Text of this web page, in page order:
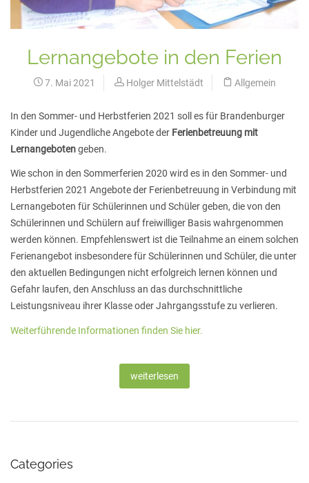
Lernangebote in den Ferien
7. Mai 2021 Holger Mittelstädt Allgemein
In den Sommer- und Herbstferien 2021 soll es für Brandenburger
Kinder und Jugendliche Angebote der Ferienbetreuung mit
Lernangebotengeben.
Wie schon in den Sommerferien 2020 wird es in den Sommer- und
Herbstferien 2021 Angebote der Ferienbetreuung in Verbindung mit
Lernangeboten für Schülerinnen und Schüler geben, die von den
Schülerinnen und Schülern auf freiwilliger Basis wahrgenommen
werden können. Empfehlenswert ist die Teilnahme an einem solchen
Ferienangebot insbesondere für Schülerinnen und Schüler, die unter
den aktuellen Bedingungen nicht erfolgreich lernen können und
Gefahr laufen, den Anschluss an das durchschnittliche
Leistungsniveau ihrer Klasse oder Jahrgangsstufe zu verlieren.
Weiterführende Informationen finden Sie hier.
weiterlesen
Categories